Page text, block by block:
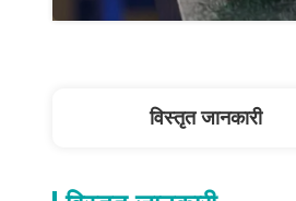
विस्तृत जानकारी